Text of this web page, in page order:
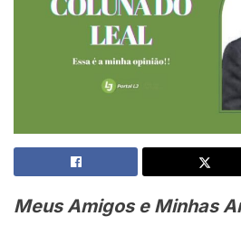
Meus Amigos e Minhas